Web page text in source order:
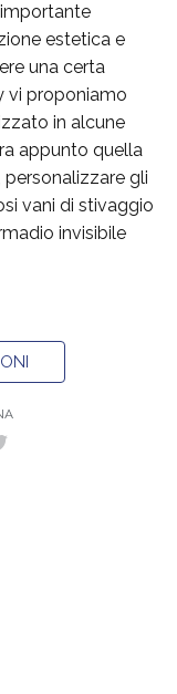
estetica e
una certa
vi proponiamo
in alcune
appunto quella
gli
vani di stivaggio
invisibile